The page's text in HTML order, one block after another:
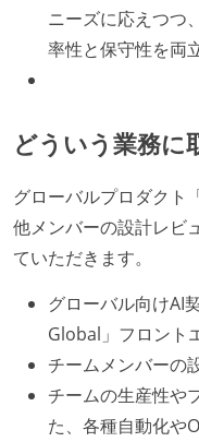
ニーズに応えつつ
率性と保守性を両
どういう業務に
グローバルプロダクト
他メンバーの設計レビ
ていただきます。
グローバル向けAI
Global」フロント
チームメンバーの
チームの生産性や
た、各種自動化や